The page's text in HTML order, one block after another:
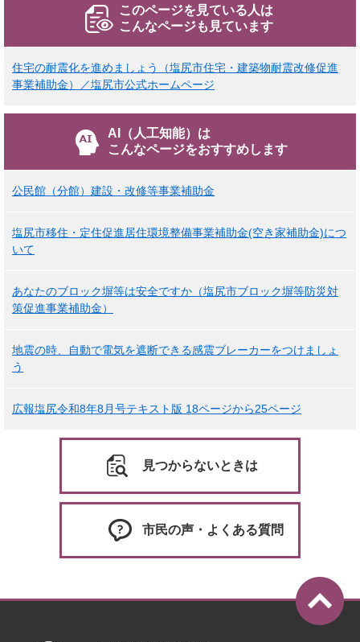
このページを見ている人は
こんなページも見ています
住宅の耐震化を進めましょう（塩尻市住宅・建築物耐震改修促進
事業補助金）／塩尻市公式ホームページ
AI（人工知能）は
こんなページをおすすめします
公民館（分館）建設・改修等事業補助金
塩尻市移住・定住促進居住環境整備事業補助金(空き家補助金)につ
いて
あなたのブロック塀等は安全ですか（塩尻市ブロック塀等防災対
策促進事業補助金）
地震の時、自動で電気を遮断できる感震ブレーカーをつけましょ
う
広報塩尻令和8年8月号テキスト版 18ページから25ページ
見つからないときは
市民の声・よくある質問